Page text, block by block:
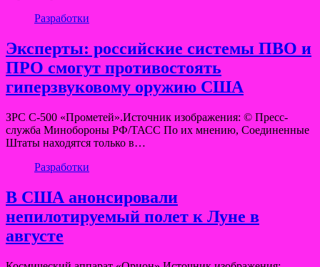
Разработки
Эксперты: российские системы ПВО и
ПРО смогут противостоять
гиперзвуковому оружию США
ЗРС С-500 «Прометей».Источник изображения: © Пресс-
служба Минобороны РФ/ТАСС По их мнению, Соединенные
Штаты находятся только в…
Разработки
В США анонсировали
непилотируемый полет к Луне в
августе